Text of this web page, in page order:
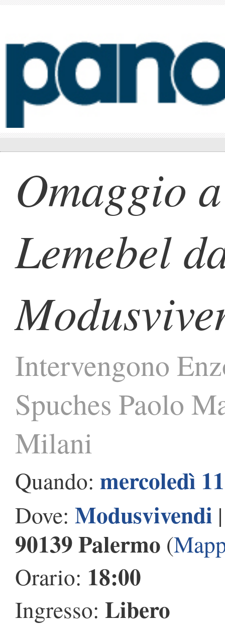
Omaggio
Lemebel
Intervengono
Spuches Paolo
Milani
Quando: mercoledì
Dove: Modusvivendi
90139 Palermo (
Orario: 18:00
Ingresso: Libero